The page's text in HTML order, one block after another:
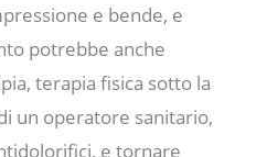
e bende, e
potrebbe anche
terapia fisica sotto la
un operatore sanitario,
e tornare